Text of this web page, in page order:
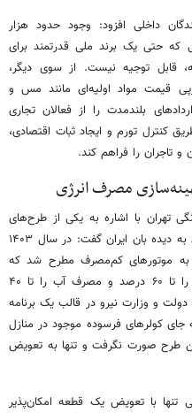
داخلی افزود: وجود حدود هزار
که حتی یک برند ملی قدرتمند برای
قابل توجیه نیست. از سوی دیگر،
قیمت مواد اولیه‌ای مانند مس و
بلندمدت را از فعالان تجاری
کنترل تورم و ایجاد ثبات اقتصادی،
و تاجران را فراهم کند.
مصرف انرژی
تهران با اشاره به یکی از طرح‌های
ارائه‌شده در حوزه بهینه‌سازی مصرف انرژی به دیده بان ایران گفت: در سال ۱۴۰۳
به موتورهای کم‌مصرف مطرح شد که
براساس برآوردها می‌توانست مصرف برق را تا ۶۰ درصد و مصرف آب را تا ۴۰
و وزارت نیرو در قالب یک برنامه
جای کولرهای فرسوده موجود در منازل
طرح صورت نگرفت و تنها به تعویض
تنها با تعویض یک قطعه امکان‌پذیر